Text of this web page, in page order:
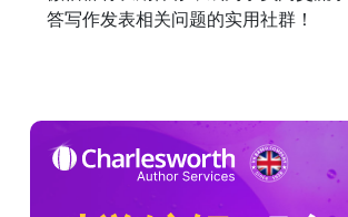
答写作发表相关问题的实用社群！